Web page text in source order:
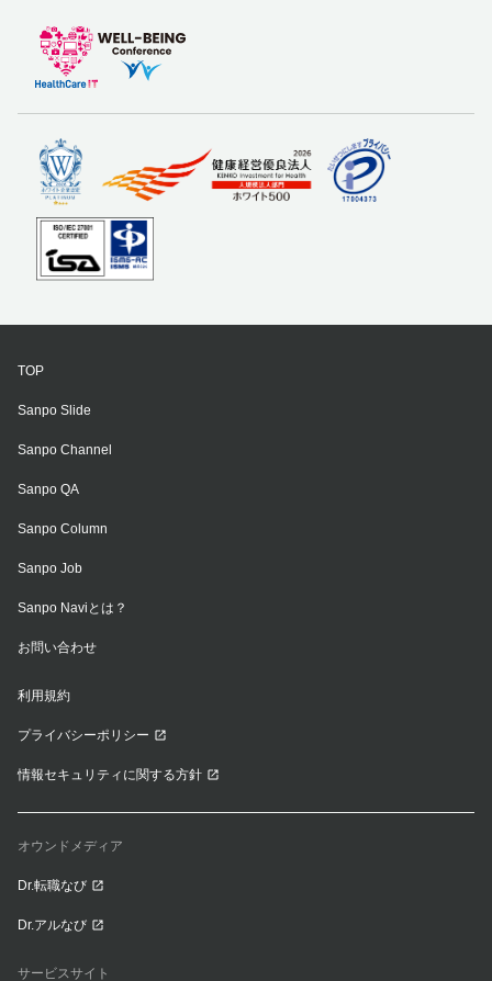
TOP
Sanpo Slide
Sanpo Channel
Sanpo QA
Sanpo Column
Sanpo Job
Sanpo Naviとは？
お問い合わせ
利用規約
プライバシーポリシー
情報セキュリティに関する方針
オウンドメディア
Dr.転職なび
Dr.アルなび
サービスサイト